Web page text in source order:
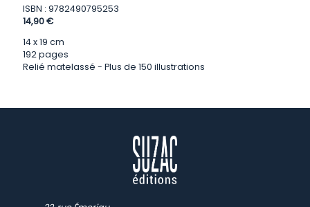
ISBN : 9782490795253
14,90 €
14 x 19 cm
192 pages
Relié matelassé - Plus de 150 illustrations